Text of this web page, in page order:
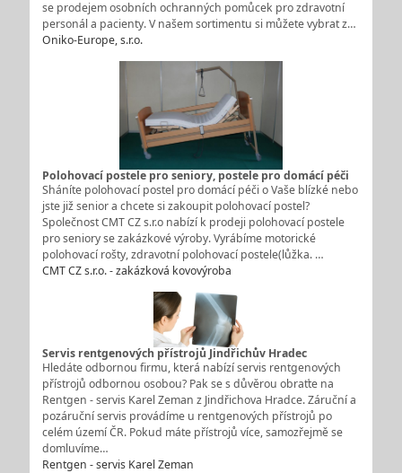
se prodejem osobních ochranných pomůcek pro zdravotní
personál a pacienty. V našem sortimentu si můžete vybrat z…
Oniko-Europe, s.r.o.
Polohovací postele pro seniory, postele pro domácí péči
Sháníte polohovací postel pro domácí péči o Vaše blízké nebo
jste již senior a chcete si zakoupit polohovací postel?
Společnost CMT CZ s.r.o nabízí k prodeji polohovací postele
pro seniory se zakázkové výroby. Vyrábíme motorické
polohovací rošty, zdravotní polohovací postele(lůžka. …
CMT CZ s.r.o. - zakázková kovovýroba
Servis rentgenových přístrojů Jindřichův Hradec
Hledáte odbornou firmu, která nabízí servis rentgenových
přístrojů odbornou osobou? Pak se s důvěrou obraťte na
Rentgen - servis Karel Zeman z Jindřichova Hradce. Záruční a
pozáruční servis provádíme u rentgenových přístrojů po
celém území ČR. Pokud máte přístrojů více, samozřejmě se
domluvíme…
Rentgen - servis Karel Zeman